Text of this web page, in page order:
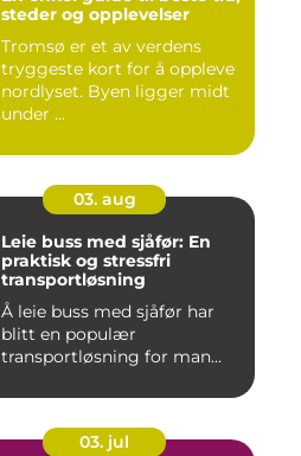
steder og opplevelser
Tromsø er et av verdens
tryggeste kort for å oppleve
nordlyset. Byen ligger midt
under ...
03. aug
Leie buss med sjåfør: En
praktisk og stressfri
transportløsning
Å leie buss med sjåfør har
blitt en populær
transportløsning for man...
03. jul